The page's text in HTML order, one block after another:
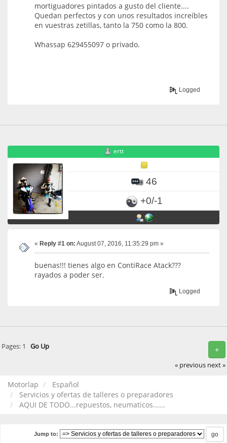
mortiguadores pintados a gusto del cliente....
Quedan perfectos y con unos resultados increíbles
en vuestras zetillas, tanto la 750 como la 800.
Whassap 629455097 o privado.
Logged
ertt
46
+0/-1
« Reply #1 on: August 07, 2016, 11:35:29 pm »
buenas!!! tienes algo en ContiRace Atack???
rayados a poder ser.
Logged
+
Pages: 1 Go Up
« previous next »
Motorlap
Español
Servicios y ofertas de talleres o preparadores
AQUI DE TODO...repuestos, neumaticos......
Jump to: